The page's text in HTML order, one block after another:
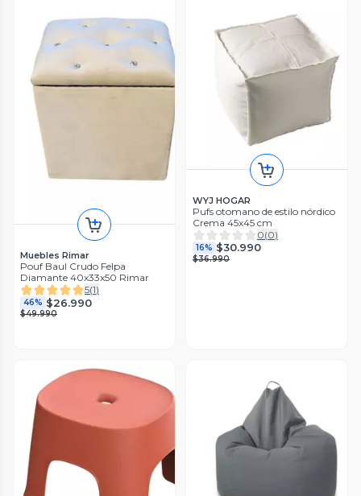
Muebles Rimar
Pouf Baul Crudo Felpa
Diamante 40x33x50 Rimar
5(1)
46% $26.990
$49.990
WYJ HOGAR
Pufs otomano de estilo nórdico
Crema 45x45 cm
0(0)
16% $30.990
$36.990